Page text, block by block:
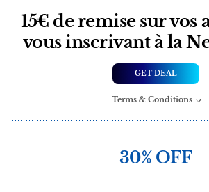
15€ de remise sur vos
vous inscrivant à la
GET DEAL
Terms & Conditions
30% OFF